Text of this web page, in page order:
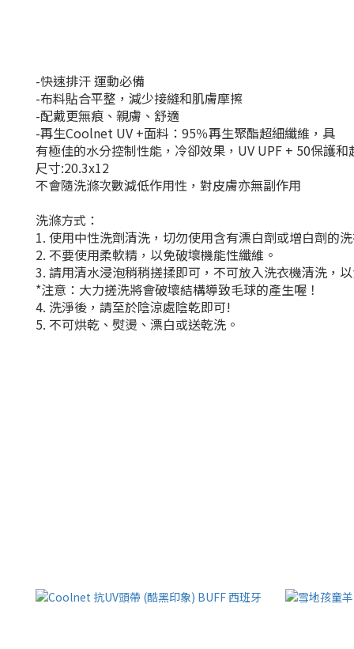
-快速排汗 運動必備
-布料貼合平整，減少接縫和肌膚摩擦
-配戴更無痕、親膚、舒適
-再生Coolnet UV +面料：95％再生聚酯超細纖維，具
有極佳的水分控制性能，冷卻效果，UV UPF + 50保護和
尺寸:20.3x12
不會隨洗滌次數減低作用性，對皮膚亦無副作用
洗滌方式：
1. 使用中性洗劑清洗，切勿使用含有漂白劑或增白劑的
2. 不要使用柔軟精，以免破壞機能性纖維。
3. 請用清水浸泡稍稍搓揉即可，不可放入洗衣機清洗，
*注意：大力搓洗將會破壞結構導致毛球的產生喔！
4. 洗淨後，請至於陰涼處陰乾即可!
5. 不可烘乾、熨燙、漂白或送乾洗。